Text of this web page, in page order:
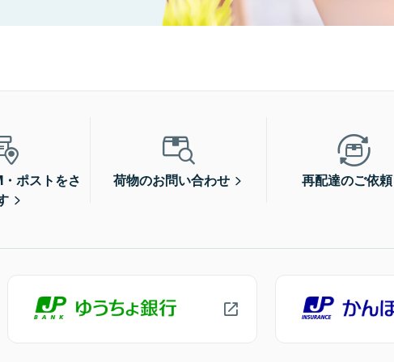
ポストをさ
荷物のお問い合わせ 再配達のご依頼